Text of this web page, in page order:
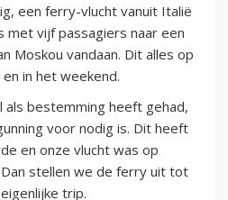
een ferry-vlucht vanuit Italië
met vijf passagiers naar een
Moskou vandaan. Dit alles op
in het weekend.
bestemming heeft gehad,
voor nodig is. Dit heeft
en onze vlucht was op
stellen we de ferry uit tot
trip.